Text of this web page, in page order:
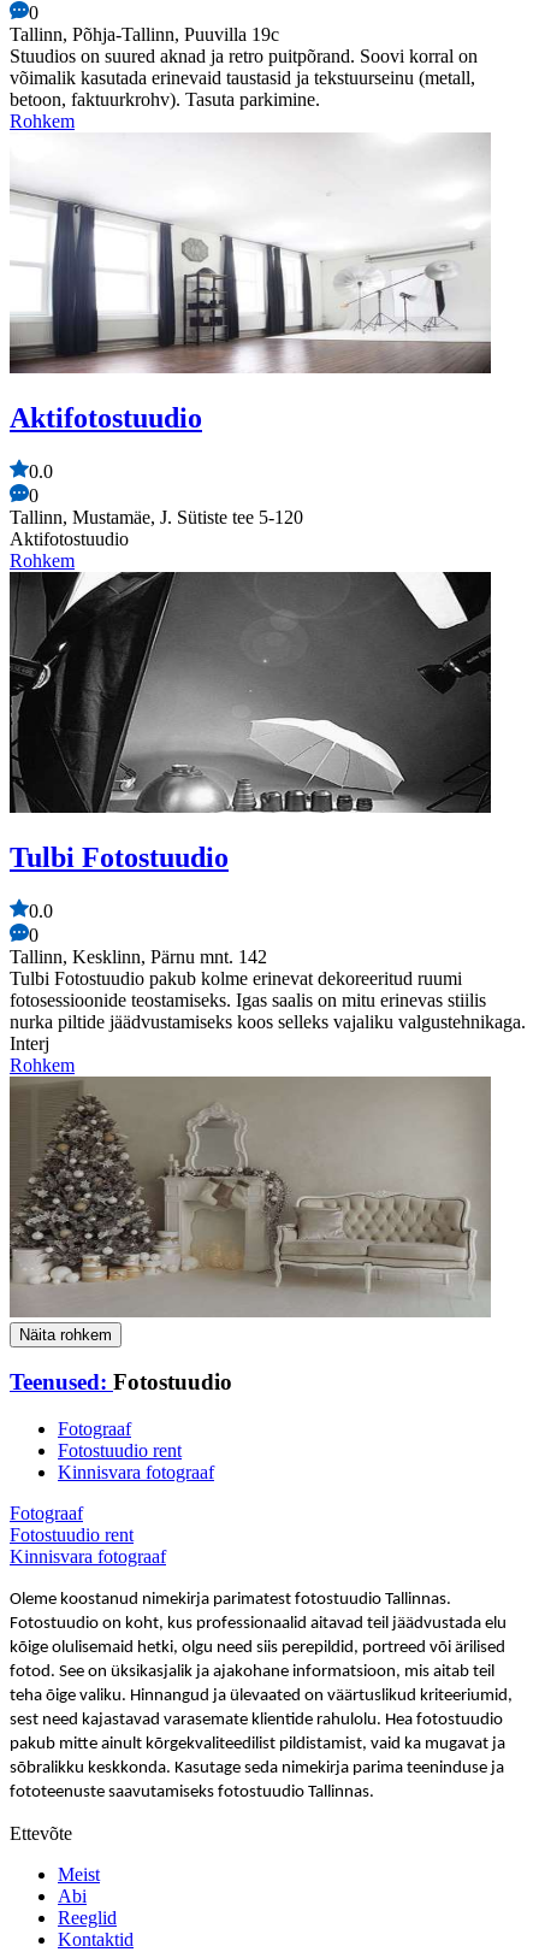
0
Tallinn, Põhja-Tallinn, Puuvilla 19c
Stuudios on suured aknad ja retro puitpõrand. Soovi korral on
võimalik kasutada erinevaid taustasid ja tekstuurseinu (metall,
betoon, faktuurkrohv). Tasuta parkimine.
Rohkem
Aktifotostuudio
0.0
0
Tallinn, Mustamäe, J. Sütiste tee 5-120
Aktifotostuudio
Rohkem
Tulbi Fotostuudio
0.0
0
Tallinn, Kesklinn, Pärnu mnt. 142
Tulbi Fotostuudio pakub kolme erinevat dekoreeritud ruumi
fotosessioonide teostamiseks. Igas saalis on mitu erinevas stiilis
nurka piltide jäädvustamiseks koos selleks vajaliku valgustehnikaga.
Interj
Rohkem
Näita rohkem
Teenused: Fotostuudio
Fotograaf
Fotostuudio rent
Kinnisvara fotograaf
Fotograaf
Fotostuudio rent
Kinnisvara fotograaf
Oleme koostanud nimekirja parimatest fotostuudio Tallinnas.
Fotostuudio on koht, kus professionaalid aitavad teil jäädvustada elu
kõige olulisemaid hetki, olgu need siis perepildid, portreed või ärilised
fotod. See on üksikasjalik ja ajakohane informatsioon, mis aitab teil
teha õige valiku. Hinnangud ja ülevaated on väärtuslikud kriteeriumid,
sest need kajastavad varasemate klientide rahulolu. Hea fotostuudio
pakub mitte ainult kõrgekvaliteedilist pildistamist, vaid ka mugavat ja
sõbralikku keskkonda. Kasutage seda nimekirja parima teeninduse ja
fototeenuste saavutamiseks fotostuudio Tallinnas.
Ettevõte
Meist
Abi
Reeglid
Kontaktid